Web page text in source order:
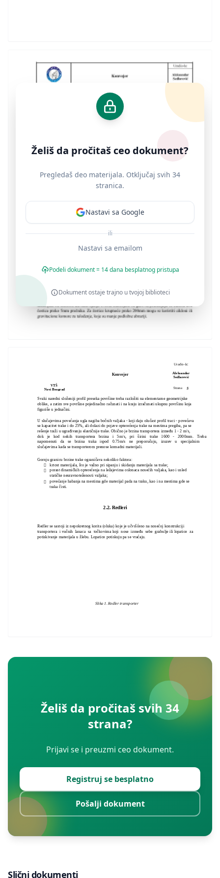
Konvejer
Uradio-la:
Aleksandar
Sedlarević
VTŠ
Novi Beograd
Strana5
Svaki naredni složeniji profil preseka površine treba razložiti na elementarne geometrijske
oblike, a zatim sve površine pojedinačno računati i na kraju izračunati ukupnu površinu koja
figuriše u jednačini.
U slučajevima povećanja ugla nagiba bočnih valjaka - koji daju olučast profil traci - povećava
se kapacitet trake i do 25%, ali dolazi do pojave opterećenja trake na mestima pregiba, pa se
rešenje traži u ugrađivanju elastičnije trake. Obično je brzina transportera između 1 - 2 m/s,
dok je kod nekih transportera brzina i 5m/s, pri širini trake 1600 - 2000mm. Treba
napomenuti da se brzina traka ispod 0.75m/s ne preporučuju, izuzev u specijalnim
slučajevima kada se transporterom prenose komadni materijali.
Gornju granicu brzine trake ograničava nekoliko faktora:

krtost materijala, što je važno pri sipanju i skidanju materijala sa trake;
 porast dinamičkih opterećenja na ležajevima oslonaca nosećih valjaka, kao i usled
statičke neuravnoteženosti valjaka;
 povećanje habanja na mestima gde materijal pada na traku, kao i na mestima gde se
traka čisti.
2.2. Redleri
Redler se sastoji iz nepokretnog korita (oluka) koje je učvršćeno na nosećoj konstrukciji
transportera i vučnih lanaca sa točkovima koji nose između sebe grabulje ili lopatice za
potiskivanje materijala u žlebu. Lopatice potiskuju pa se vraćaju.
Slika 1. Redler transporter
Želiš da pročitaš ceo dokument?
Pregledaš deo materijala. Otključaj svih 34
stranica.
Nastavi sa Google
ili
Nastavi sa emailom
Podeli dokument = 14 dana besplatnog pristupa
Dokument ostaje trajno u tvojoj biblioteci
Želiš da pročitaš svih 34
strana?
Prijavi se i preuzmi ceo dokument.
Registruj se besplatno
Pošalji dokument
Slični dokumenti